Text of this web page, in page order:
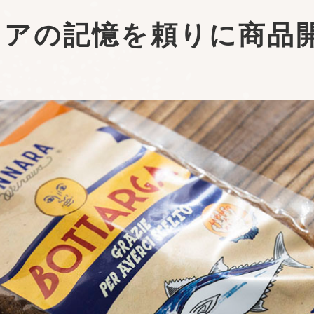
の記憶を頼りに商品